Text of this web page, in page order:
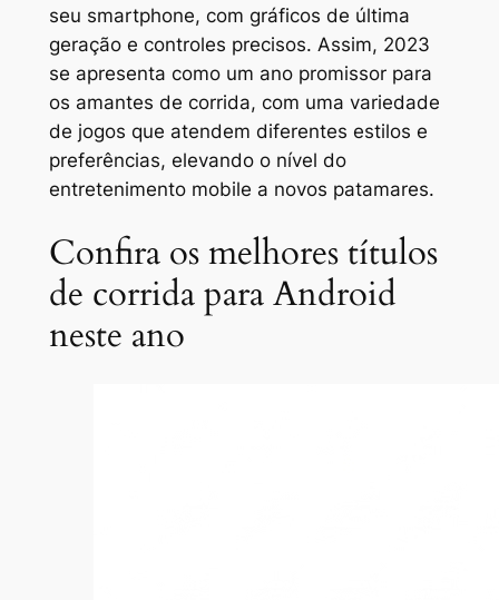
seu smartphone, com gráficos de última
geração e controles precisos. Assim, 2023
se apresenta como um ano promissor para
os amantes de corrida, com uma variedade
de jogos que atendem diferentes estilos e
preferências, elevando o nível do
entretenimento mobile a novos patamares.
Confira os melhores títulos
de corrida para Android
neste ano